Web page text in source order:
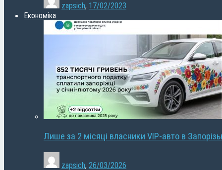
zapsich, 17/02/2023
Економіка
Лише за 2 місяці власники VIP-авто в
zapsich, 26/03/2026